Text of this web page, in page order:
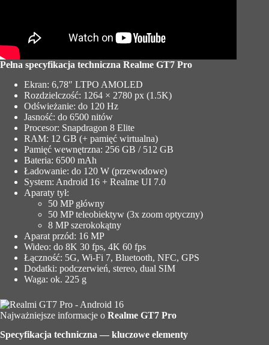
Pełna specyfikacja techniczna Realme GT7 Pro
Ekran: 6,78″ LTPO AMOLED
Rozdzielczość: 1264 × 2780 px (1.5K)
Odświeżanie: do 120 Hz
Jasność: do 6500 nitów
Procesor: Snapdragon 8 Elite
RAM: 12 GB (+ pamięć wirtualna)
Pamięć wewnętrzna: 256 GB / 512 GB
Bateria: 6500 mAh
Ładowanie: do 120 W (przewodowe)
System: Android 16 + Realme UI 7.0
Aparaty tył:
50 MP główny
50 MP teleobiektyw (3x zoom optyczny)
8 MP szerokokątny
Aparat przód: 16 MP
Wideo: do 8K 30 fps, 4K 60 fps
Łączność: 5G, Wi-Fi 7, Bluetooth, NFC, GPS
Dodatki: podczerwień, stereo, dual SIM
Waga: ok. 225 g
Najważniejsze informacje o Realme GT7 Pro
Specyfikacja techniczna — kluczowe elementy